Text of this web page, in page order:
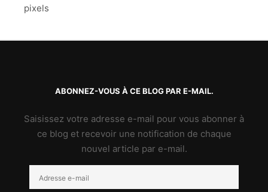
pixels
ABONNEZ-VOUS À CE BLOG PAR E-MAIL.
Saisissez votre adresse e-mail pour vous abonner à
ce blog et recevoir une notification de chaque
nouvel article par e-mail.
e-